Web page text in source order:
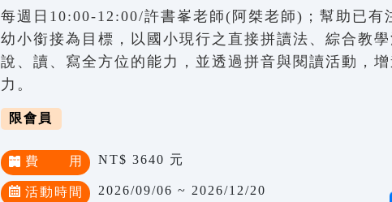
每週日10:00-12:00/許書峯老師(阿桀老師)；幫助已有
幼小銜接為目標，以國小現行之直接拼讀法、綜合教學
說、讀、寫全方位的能力，並透過拼音與閱讀活動，
力。
限會員
費 用 NT$ 3640 元
活動時間 2026/09/06 ~ 2026/12/20